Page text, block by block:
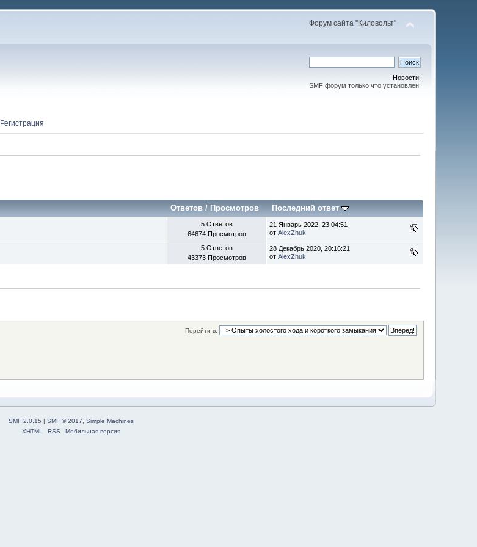
Форум сайта "Киловольт"
Новости:
SMF форум только что установлен!
Регистрация
Ответов /Просмотров Последний ответ
5 Ответов
64674 Просмотров
21 Январь 2022, 23:04:51
отAlexZhuk
5 Ответов
43373 Просмотров
28 Декабрь 2020, 20:16:21
отAlexZhuk
Перейти в:
SMF 2.0.15 | SMF © 2017
Simple Machines
XHTML
RSS Мобильная версия